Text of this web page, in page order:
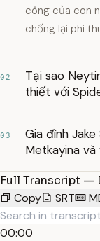
công của con
chống lại phi
02
Tại sao
thiết với
03
Gia đình
Metkayina và
Full Transcript —
Copy
SRT
00:00